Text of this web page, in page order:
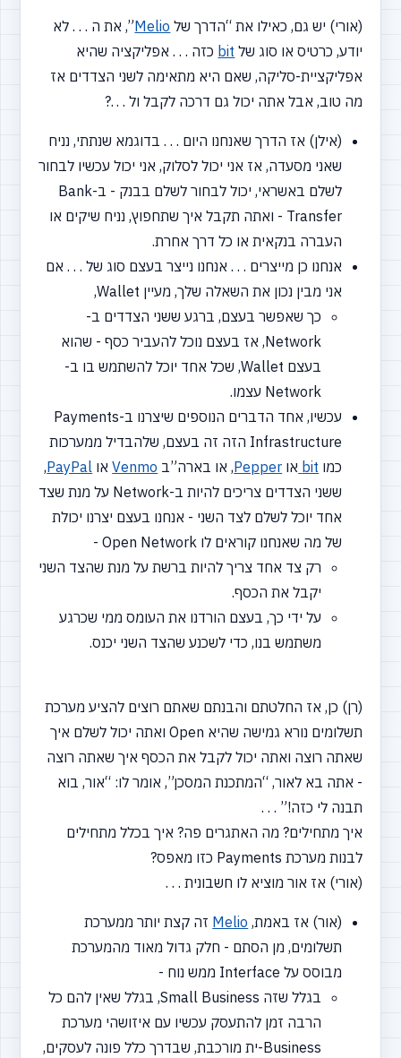
(אורי) יש גם, כאילו את “הדרךשל Melio”, את ה . . . לא
יודע, כרטיס או סוג של bit כזה . . . אפליקציה שהיא
אפליקציית-סליקה, שאם היא מתאימה לשני הצדדים אז
מה טוב, אבל אתה יכול גם דרכה לקבל ול . . .?
(אילן) אז הדרך שאנחנו היום . . . בדוגמא שנתתי, נניח
שאני מסעדה, אז אני יכול לסלוק, אני יכול עכשיו לבחור
לשלם באשראי, יכול לבחור לשלם בבנק - ב-Bank
Transfer - ואתה תקבל איך שתחפוץ, נניח שיקים או
העברה בנקאית או כל דרך אחרת.
אנחנו כן מייצרים . . . אנחנו נייצר בעצם סוג של . . . אם
אני מבין נכון את השאלה שלך, מעיין Wallet,
כך שאפשר בעצם, ברגע ששני הצדדים ב-
Network, אז בעצם נוכל להעביר כסף - שהוא
בעצם Wallet, שכל אחד יוכל להשתמש בו ב-
Network עצמו.
עכשיו, אחד הדברים הנוספים שיצרנו ב-Payments
Infrastructure הזה זה בעצם, שלהבדיל ממערכות
כמו bit או Pepper, או בארה”ב Venmoאו PayPal
,
ששני הצדדים צריכים להיות ב-Network על מנת שצד
אחד יוכל לשלם לצד השני - אנחנו בעצם יצרנו יכולת
של מה שאנחנו קוראים לו Open Network -
רק צד אחד צריך להיות ברשת על מנת שהצד השני
יקבל את הכסף.
על ידי כך, בעצם הורדנו את העומס ממי שכרגע
משתמש בנו, כדי לשכנע שהצד השני יכנס.
(רן) כן, אז החלטתם והבנתם שאתם רוצים להציע מערכת
תשלומים נורא גמישה שהיא Open ואתה יכול לשלם איך
שאתה רוצה ואתה יכול לקבל את הכסף איך שאתה רוצה
- אתה בא לאור, “המתכנתהמסכן”, אומר לו: “אור,בוא
תבנה לי כזה!” . . .
איך מתחילים? מה האתגרים פה? איך בכלל מתחילים
לבנות מערכת Payments כזו מאפס?
(אורי) אז אור מוציא לו חשבונית . . .
(אור) אז באמת, Melio זה קצת יותר ממערכת
תשלומים, מן הסתם - חלק גדול מאוד מהמערכת
מבוסס על Interface ממש נוח -
בגלל שזה Small Business, בגלל שאין להם כל
הרבה זמן להתעסק עכשיו עם איזושהי מערכת
Business-ית מורכבת, שבדרך כלל פונה לעסקים,